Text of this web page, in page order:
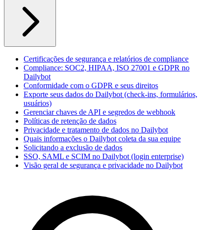
Certificações de segurança e relatórios de compliance
Compliance: SOC2, HIPAA, ISO 27001 e GDPR no
Dailybot
Conformidade com o GDPR e seus direitos
Exporte seus dados do Dailybot (check-ins, formulários,
usuários)
Gerenciar chaves de API e segredos de webhook
Políticas de retenção de dados
Privacidade e tratamento de dados no Dailybot
Quais informações o Dailybot coleta da sua equipe
Solicitando a exclusão de dados
SSO, SAML e SCIM no Dailybot (login enterprise)
Visão geral de segurança e privacidade no Dailybot